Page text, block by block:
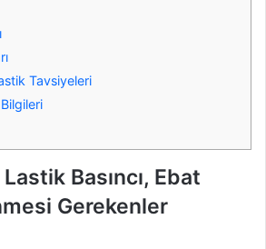
Tavsiyeleri
Basıncı, Ebat
Gerekenler